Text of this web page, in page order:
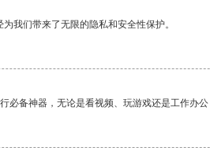
我们带来了无限的隐私和安全性保护。
必备神器，无论是看视频、玩游戏还是工作办